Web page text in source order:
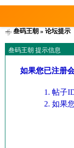
叁码王朝 » 论坛提示
叁码王朝 提示信息
如果您已注册
帖子
如果